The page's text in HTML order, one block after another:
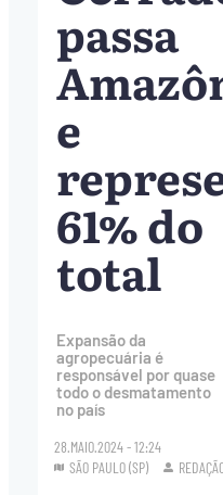
passa
e
61% do
total
Expansão da
agropecuária é
responsável por quase
todo o desmatamento
no país
28.MAIO.2024 - 12:24
SÃO PAULO (SP)